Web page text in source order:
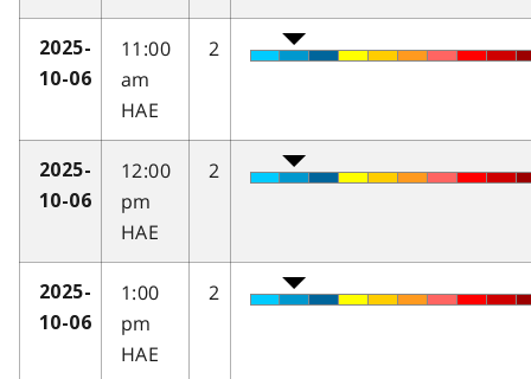
2025-
10-06
11:00
am
HAE
2
2025-
10-06
12:00
pm
HAE
2
2025-
10-06
1:00
pm
HAE
2